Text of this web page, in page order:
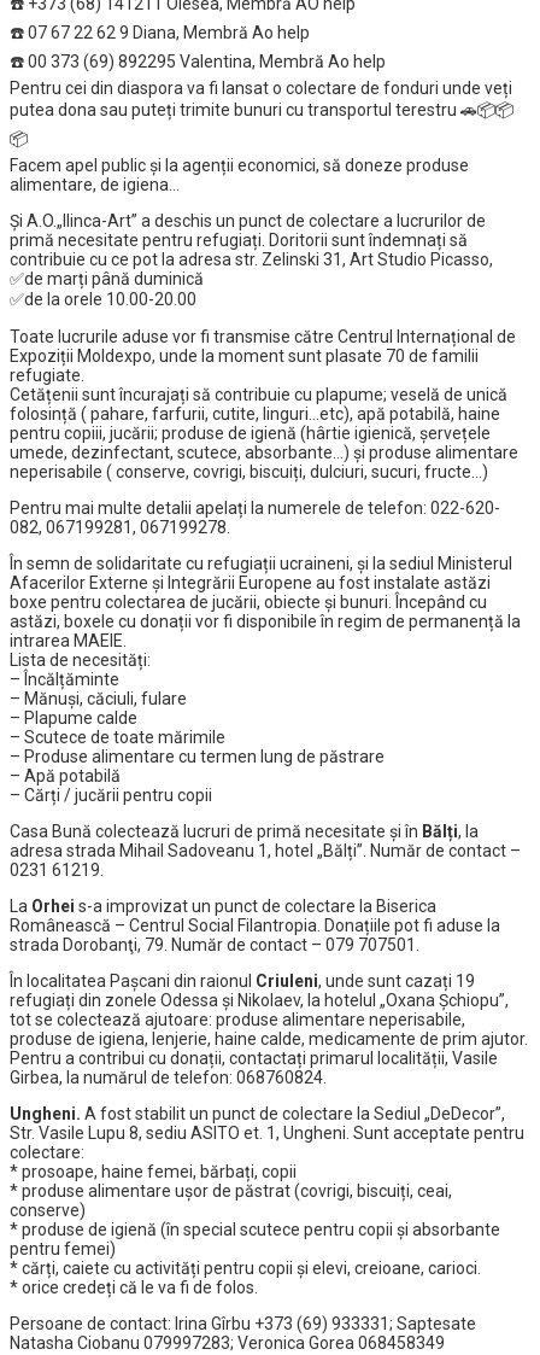
☎️ 07 67 22 62 9 Diana, Membră Ao help
☎️ 00 373 (69) 892295 Valentina, Membră Ao help
Pentru cei din diaspora va fi lansat o colectare de fonduri unde veți
putea dona sau puteți trimite bunuri cu transportul terestru 🚗📦📦
📦
Facem apel public și la agenții economici, să doneze produse
alimentare, de igiena…
Și A.O.„Ilinca-Art” a deschis un punct de colectare a lucrurilor de
primă necesitate pentru refugiați. Doritorii sunt îndemnați să
contribuie cu ce pot la adresa str. Zelinski 31, Art Studio Picasso,
✅de marți până duminică
✅de la orele 10.00-20.00
Toate lucrurile aduse vor fi transmise către Centrul Internațional de
Expoziții Moldexpo, unde la moment sunt plasate 70 de familii
refugiate.
Cetățenii sunt încurajați să contribuie cu plapume; veselă de unică
folosință ( pahare, farfurii, cutite, linguri…etc), apă potabilă, haine
pentru copiii, jucării; produse de igienă (hârtie igienică, șervețele
umede, dezinfectant, scutece, absorbante…) și produse alimentare
neperisabile ( conserve, covrigi, biscuiți, dulciuri, sucuri, fructe…)
Pentru mai multe detalii apelați la numerele de telefon: 022-620-
082, 067199281, 067199278.
În semn de solidaritate cu refugiații ucraineni, și la sediul Ministerul
Afacerilor Externe şi Integrării Europene au fost instalate astăzi
boxe pentru colectarea de jucării, obiecte și bunuri. Începând cu
astăzi, boxele cu donații vor fi disponibile în regim de permanență la
intrarea MAEIE.
Lista de necesități:
– Încălțăminte
– Mănuși, căciuli, fulare
– Plapume calde
– Scutece de toate mărimile
– Produse alimentare cu termen lung de păstrare
– Apă potabilă
– Cărți / jucării pentru copii
Casa Bună colectează lucruri de primă necesitate și în Bălți, la
adresa strada Mihail Sadoveanu 1, hotel „Bălți”. Număr de contact –
0231 61219.
La Orhei s-a improvizat un punct de colectare la Biserica
Românească – Centrul Social Filantropia. Donațiile pot fi aduse la
strada Dorobanţi, 79. Număr de contact – 079 707501.
În localitatea Pașcani din raionul Criuleni, unde sunt cazați 19
refugiați din zonele Odessa și Nikolaev, la hotelul „Oxana Șchiopu”,
tot se colectează ajutoare: produse alimentare neperisabile,
produse de igiena, lenjerie, haine calde, medicamente de prim ajutor.
Pentru a contribui cu donații, contactați primarul localității, Vasile
Girbea, la numărul de telefon: 068760824.
Ungheni. A fost stabilit un punct de colectare la Sediul „DeDecor”,
Str. Vasile Lupu 8, sediu ASITO et. 1, Ungheni. Sunt acceptate pentru
colectare:
* prosoape, haine femei, bărbați, copii
* produse alimentare ușor de păstrat (covrigi, biscuiți, ceai,
conserve)
* produse de igienă (în special scutece pentru copii și absorbante
pentru femei)
* cărți, caiete cu activități pentru copii și elevi, creioane, carioci.
* orice credeți că le va fi de folos.
Persoane de contact: Irina Gîrbu +373 (69) 933331; Saptesate
Natasha Ciobanu 079997283; Veronica Gorea 068458349